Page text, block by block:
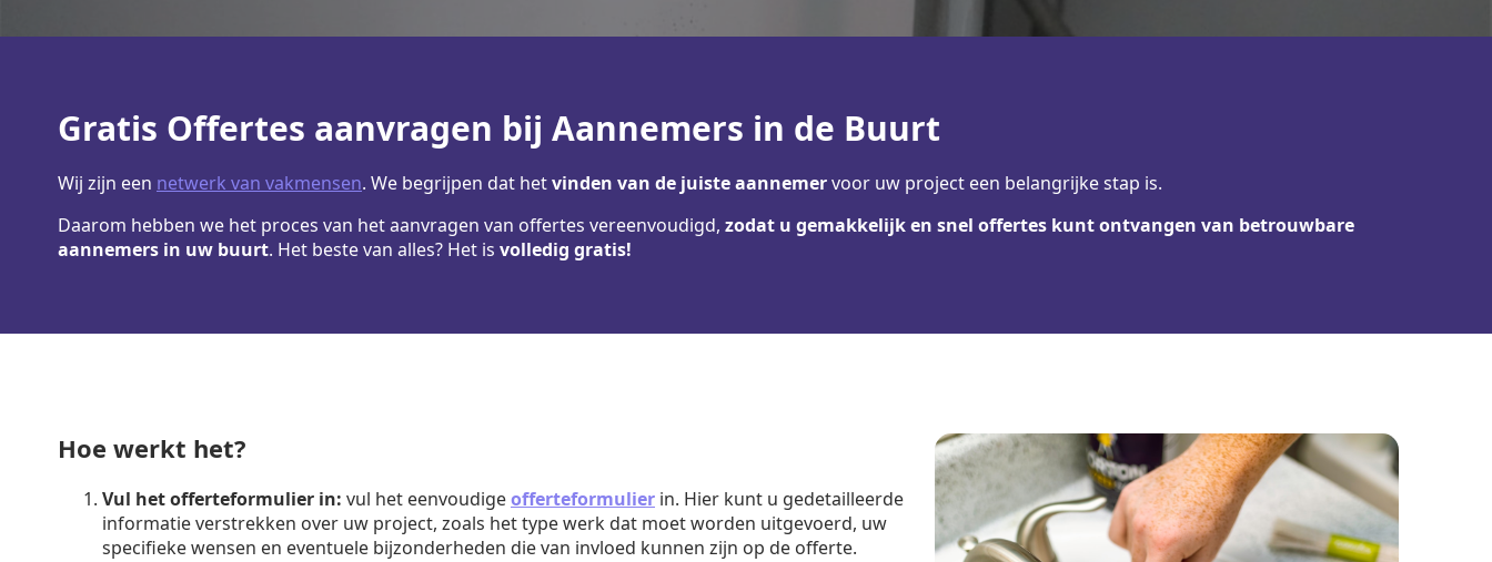
Gratis Offertes aanvragen bij Aannemers in de Buurt
Wij zijn een netwerk van vakmensen. We begrijpen dat hetvinden van de juiste aannemervoor uw project een belangrijke stap is.
Daarom hebben we het proces van het aanvragen van offertes vereenvoudigd, zodat u gemakkelijk en snel offertes kunt ontvangen van betrouwbare
aannemers in uw buurt. Het beste van alles? Het is volledig gratis!
Hoe werkt het?
Vul het offerteformulier in: vul het eenvoudigeofferteformulier in. Hier kunt u gedetailleerde
informatie verstrekken over uw project, zoals het type werk dat moet worden uitgevoerd, uw
specifieke wensen en eventuele bijzonderheden die van invloed kunnen zijn op de offerte.